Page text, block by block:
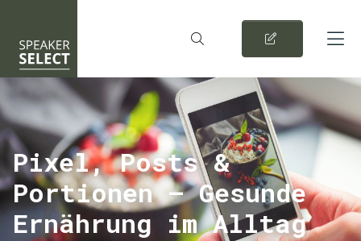
Pixel, Posts &
Portionen – Gesunde
Ernährung im Alltag